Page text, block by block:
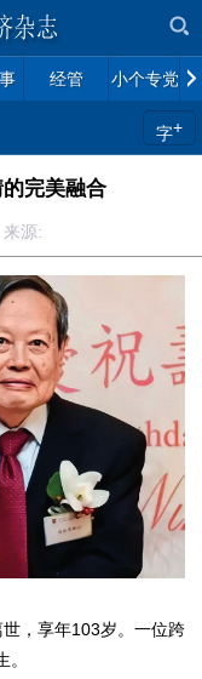
经管 小个专党建
字+
完美融合
来源:
，享年103岁。一位跨